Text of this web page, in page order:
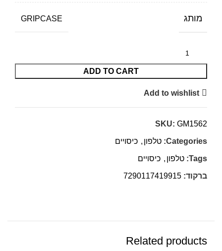
מותג GRIPCASE
ADD TO CART
Add to wishlist
SKU: GM1562
Categories: טלפון , כיסויים
Tags: טלפון , כיסויים
ברקוד:
Related products